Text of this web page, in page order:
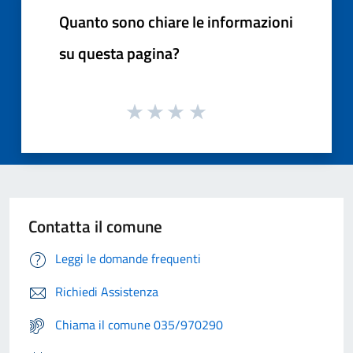
Quanto sono chiare le informazioni
su questa pagina?
Contatta il comune
Leggi le domande frequenti
Richiedi Assistenza
Chiama il comune 035/970290